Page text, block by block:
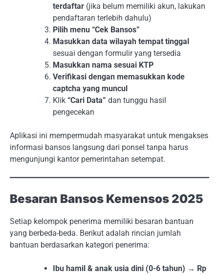
terdaftar (jika belum memiliki akun, lakukan
pendaftaran terlebih dahulu)
Pilih menu “Cek Bansos”
Masukkan data wilayah tempat tinggal
sesuai dengan formulir yang tersedia
Masukkan nama sesuai KTP
Verifikasi dengan memasukkan kode
captcha yang muncul
Klik “Cari Data” dan tunggu hasil
pengecekan
Aplikasi ini mempermudah masyarakat untuk mengakses
informasi bansos langsung dari ponsel tanpa harus
mengunjungi kantor pemerintahan setempat.
Besaran Bansos Kemensos 2025
Setiap kelompok penerima memiliki besaran bantuan
yang berbeda-beda. Berikut adalah rincian jumlah
bantuan berdasarkan kategori penerima:
Ibu hamil & anak usia dini (0-6 tahun) → Rp